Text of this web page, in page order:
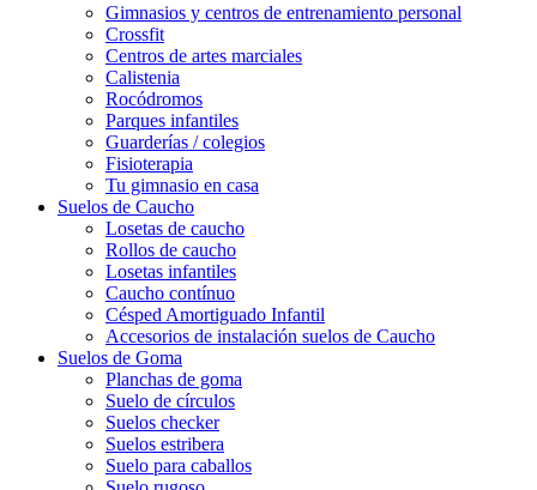
Gimnasios y centros de entrenamiento personal
Crossfit
Centros de artes marciales
Calistenia
Rocódromos
Parques infantiles
Guarderías / colegios
Fisioterapia
Tu gimnasio en casa
Suelos de Caucho
Losetas de caucho
Rollos de caucho
Losetas infantiles
Caucho contínuo
Césped Amortiguado Infantil
Accesorios de instalación suelos de Caucho
Suelos de Goma
Planchas de goma
Suelo de círculos
Suelos checker
Suelos estribera
Suelo para caballos